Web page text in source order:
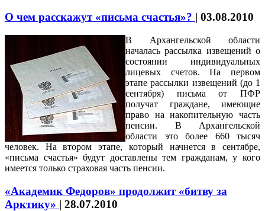
О чем расскажут «письма счастья»? | 03.08.2010
В Архангельской области
началась рассылка извещений о
состоянии индивидуальных
лицевых счетов. На первом
этапе рассылки извещений (до 1
сентября) письма от ПФР
получат граждане, имеющие
право на накопительную часть
пенсии. В Архангельской
области это более 660 тысяч
человек. На втором этапе, который начнется в сентябре,
«письма счастья» будут доставлены тем гражданам, у кого
имеется только страховая часть пенсии.
«Академик Федоров» продолжит «битву за
Арктику» | 28.07.2010